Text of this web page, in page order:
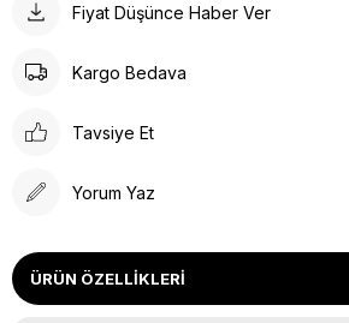
Fiyat Düşünce Haber Ver
Kargo Bedava
Tavsiye Et
Yorum Yaz
ÜRÜN ÖZELLIKLERI